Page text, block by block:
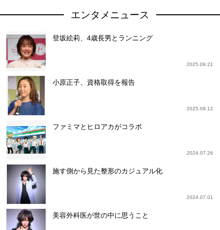
エンタメニュース
登坂絵莉、4歳長男とランニング
2025.09.21
小原正子、資格取得を報告
2025.09.12
ファミマとヒロアカがコラボ
2024.07.26
施す側から見た整形のカジュアル化
2024.07.01
美容外科医が世の中に思うこと